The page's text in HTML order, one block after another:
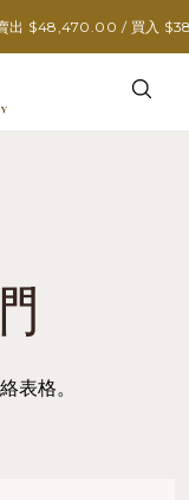
出 $48,470.00 / 買入
表格。